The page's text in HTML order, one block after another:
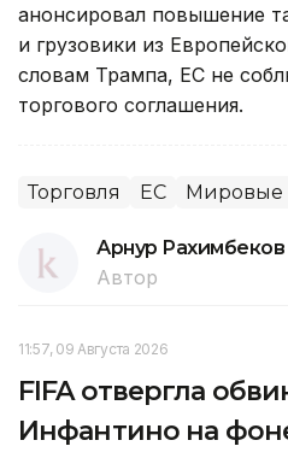
анонсировал повышение
и грузовики из
словам Трампа, ЕС не
торгового соглашения.
Торговля ЕС Мировые
Арнур Рахимбеков
Автор
11:57, 09 Августа 2026
FIFA отвергла
Инфантино на